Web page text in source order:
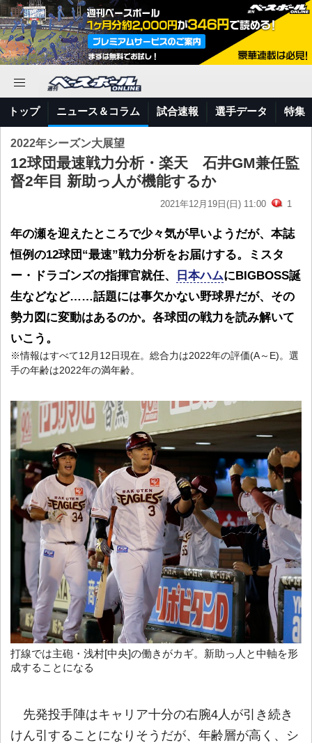
トップ ニュース＆コラム 試合速報 選手データ 特集
2022年シーズン大展望
12球団最速戦力分析・楽天 石井GM兼任監
督2年目 新助っ人が機能するか
2021年12月19日(日) 11:00 1
年の瀬を迎えたところで少々気が早いようだが、本誌
恒例の12球団“最速”戦力分析をお届けする。ミスタ
ー・ドラゴンズの指揮官就任、
日本ハムにBIGBOSS誕
生などなど……話題には事欠かない野球界だが、その
勢力図に変動はあるのか。各球団の戦力を読み解いて
いこう。
※情報はすべて12月12日現在。総合力は2022年の評価(A～E)。選
手の年齢は2022年の満年齢。
打線では主砲・浅村[中央]の働きがカギ。新助っ人と中軸を形
成することになる
先発投手陣はキャリア十分の右腕4人が引き続き
けん引することになりそうだが、年齢層が高く、シ